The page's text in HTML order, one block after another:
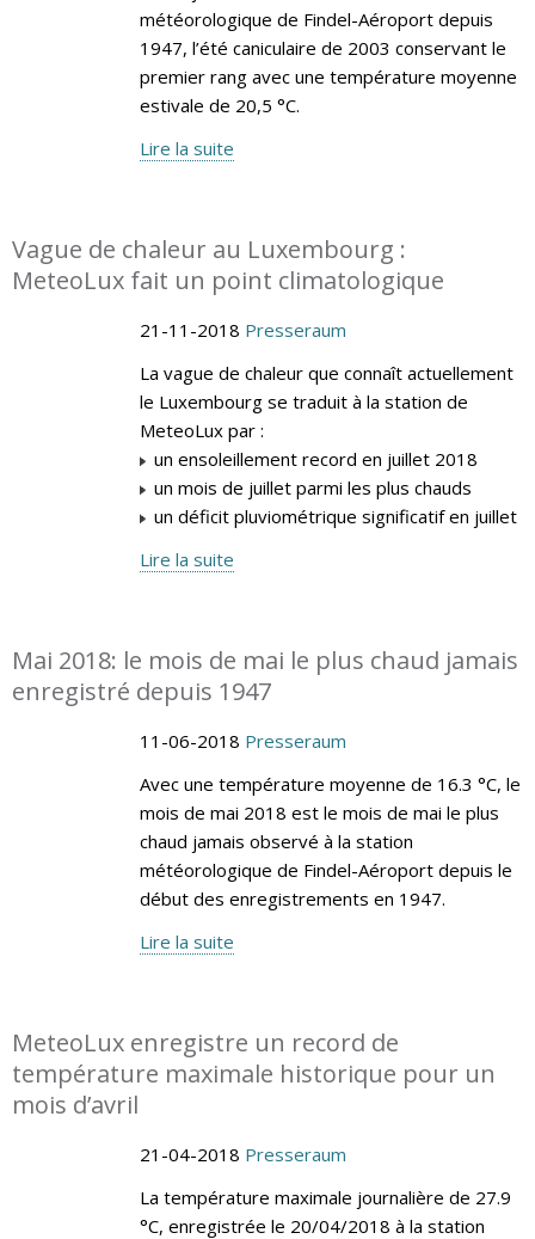
météorologique de Findel-Aéroport depuis
1947, l’été caniculaire de 2003 conservant le
premier rang avec une température moyenne
estivale de 20,5 °C.
Lire la suite
Vague de chaleur au Luxembourg :
MeteoLux fait un point climatologique
21-11-2018 Presseraum
La vague de chaleur que connaît actuellement
le Luxembourg se traduit à la station de
MeteoLux par :
un ensoleillement record en juillet 2018
un mois de juillet parmi les plus chauds
un déficit pluviométrique significatif en juillet
Lire la suite
Mai 2018: le mois de mai le plus chaud jamais
enregistré depuis 1947
11-06-2018 Presseraum
Avec une température moyenne de 16.3 °C, le
mois de mai 2018 est le mois de mai le plus
chaud jamais observé à la station
météorologique de Findel-Aéroport depuis le
début des enregistrements en 1947.
Lire la suite
MeteoLux enregistre un record de
température maximale historique pour un
mois d’avril
21-04-2018 Presseraum
La température maximale journalière de 27.9
°C, enregistrée le 20/04/2018 à la station